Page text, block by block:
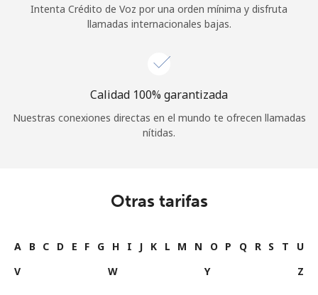
Intenta Crédito de Voz por una orden mínima y disfruta
llamadas internacionales bajas.
Calidad 100% garantizada
Nuestras conexiones directas en el mundo te ofrecen llamadas
nítidas.
Otras tarifas
A B C D E F G H I J K L M N O P Q R S T
U
V
W Y Z